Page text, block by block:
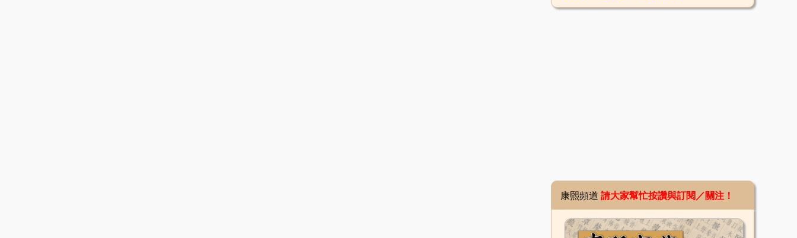
康熙頻道 請大家幫忙按讚與訂閱／關注！